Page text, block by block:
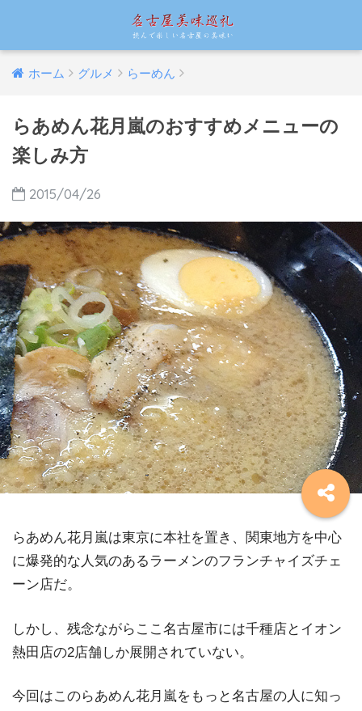
ホーム グルメ らーめん
らあめん花月嵐のおすすめメニューの
楽しみ方
2015/04/26
らあめん花月嵐は東京に本社を置き、関東地方を中心
に爆発的な人気のあるラーメンのフランチャイズチェ
ーン店だ。
しかし、残念ながらここ名古屋市には千種店とイオン
熱田店の2店舗しか展開されていない。
今回はこのらあめん花月嵐をもっと名古屋の人に知っ